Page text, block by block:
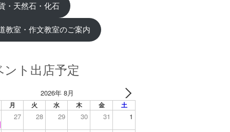
・天然石・化石
教室・作文教室のご案内
ント出店予定
2026年 8月
月 火 水 木 金 土
27 28 29 30 31
1